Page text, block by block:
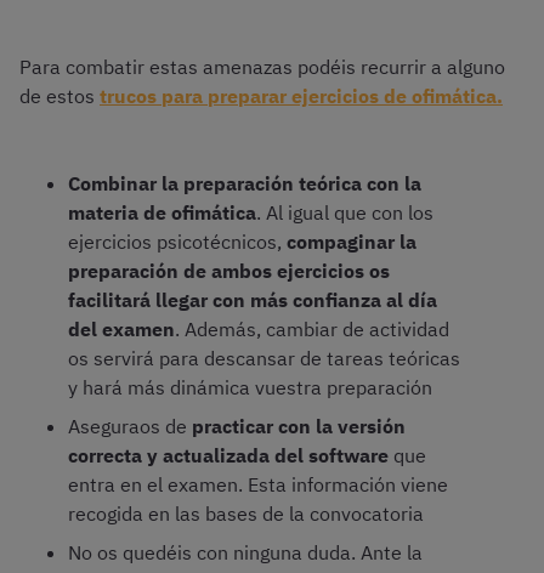
Para combatir estas amenazas podéis recurrir a alguno
de estos trucos para preparar ejercicios de ofimática.
Combinar la preparación teórica con la
materia de ofimática. Al igual que con los
ejercicios psicotécnicos, compaginar la
preparación de ambos ejercicios os
facilitará llegar con más confianza al día
del examen. Además, cambiar de actividad
os servirá para descansar de tareas teóricas
y hará más dinámica vuestra preparación
Aseguraos de practicar con la versión
correcta y actualizada del software que
entra en el examen. Esta información viene
recogida en las bases de la convocatoria
No os quedéis con ninguna duda. Ante la